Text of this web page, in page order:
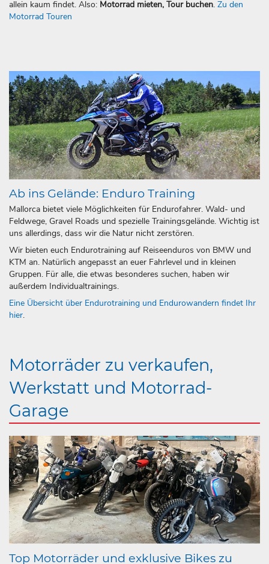
allein kaum findet. Also: Motorrad mieten, Tour buchen. Zu den
Motorrad Touren
Ab ins Gelände: Enduro Training
Mallorca bietet viele Möglichkeiten für Endurofahrer. Wald- und
Feldwege, Gravel Roads und spezielle Trainingsgelände. Wichtig ist
uns allerdings, dass wir die Natur nicht zerstören.
Wir bieten euch Endurotraining auf Reiseenduros von BMW und
KTM an. Natürlich angepasst an euer Fahrlevel und in kleinen
Gruppen. Für alle, die etwas besonderes suchen, haben wir
außerdem Individualtrainings.
Eine Übersicht über Endurotraining und Endurowandern findet Ihr
hier.
Motorräder zu verkaufen,
Werkstatt und Motorrad-
Garage
Top Motorräder und exklusive Bikes zu